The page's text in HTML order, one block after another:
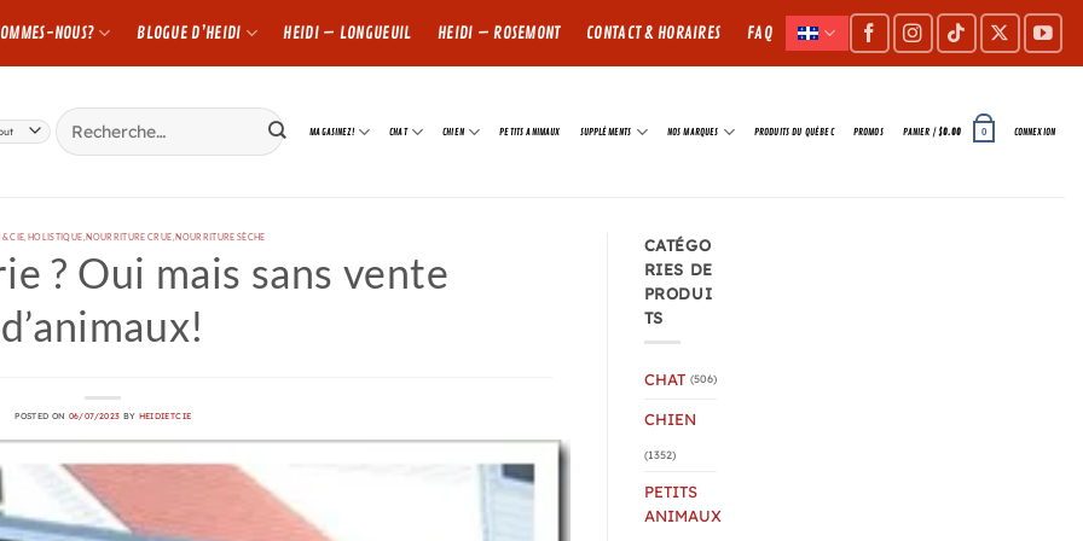
NOUS? BLOGUE D’HEIDI HEIDI – LONGUEUIL HEIDI – ROSEMONT CONTACT & HORAIRES FAQ
Rechercher :
MAGASINEZ! CHAT CHIEN PETITS ANIMAUX SUPPLÉMENTS NOS MARQUES PRODUITS DU QUÉBEC PROMOS PANIER /$0.00 0 CONNEXION
& CIE HOLISTIQUE NOURRITURE CRUE NOURRITURE SÈCHE
? Oui mais sans vente
d’animaux!
POSTED ON 06/07/2023 BY HEIDIETCIE
CATÉGO
RIES DE
PRODUI
TS
CHAT (506)
CHIEN
(1352)
PETITS
ANIMAUX